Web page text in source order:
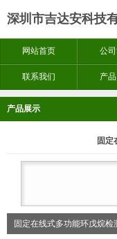
深圳市吉达安科技
网站首页 公
联系我们 产
产品展示
固定
固定在线式多功能环戊烷检